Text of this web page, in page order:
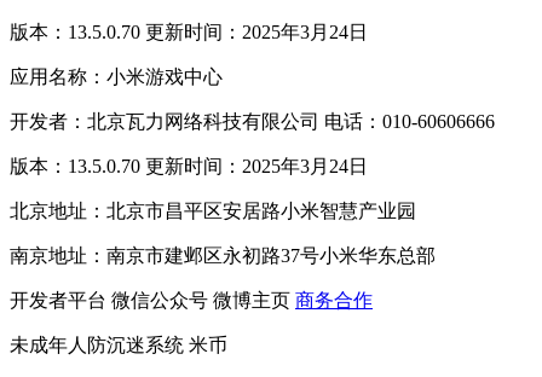
版本：13.5.0.70 更新时间：2025年3月24日
应用名称：小米游戏中心
开发者：北京瓦力网络科技有限公司 电话：010-60606666
版本：13.5.0.70 更新时间：2025年3月24日
北京地址：北京市昌平区安居路小米智慧产业园
南京地址：南京市建邺区永初路37号小米华东总部
开发者平台 微信公众号 微博主页 商务合作
未成年人防沉迷系统 米币